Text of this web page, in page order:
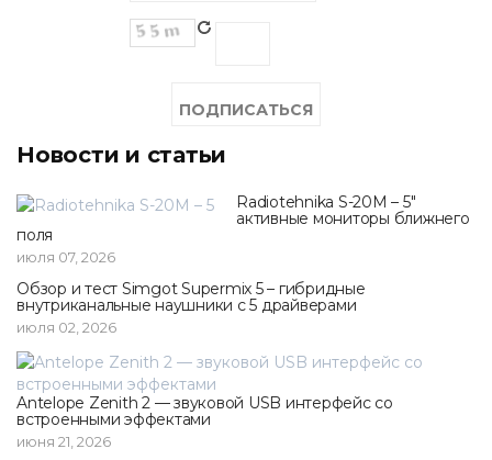
Новости и статьи
Radiotehnika S-20M – 5"
активные мониторы ближнего
поля
июля 07, 2026
Обзор и тест Simgot Supermix 5 – гибридные
внутриканальные наушники с 5 драйверами
июля 02, 2026
Antelope Zenith 2 — звуковой USB интерфейс со
встроенными эффектами
июня 21, 2026